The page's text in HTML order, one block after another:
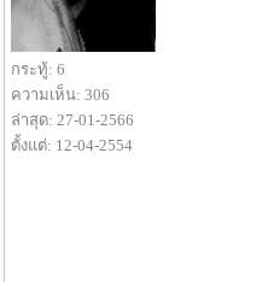
กระทู้: 6
ความเห็น: 306
ล่าสุด: 27-01-2566
ตั้งแต่: 12-04-2554